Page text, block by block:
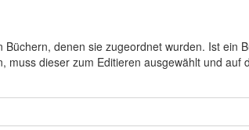
denen sie zugeordnet wurden. Ist ein
dieser zum Editieren ausgewählt und auf